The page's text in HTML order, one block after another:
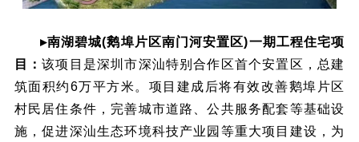
▸南湖碧城(鹅埠片区南门河安置区)一期工程住宅项
目：该项目是深圳市深汕特别合作区首个安置区，总建
筑面积约6万平方米。项目建成后将有效改善鹅埠片区
村民居住条件，完善城市道路、公共服务配套等基础设
施，促进深汕生态环境科技产业园等重大项目建设，为